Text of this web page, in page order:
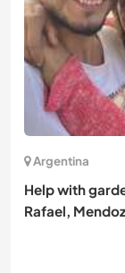
Argentina
Help with
Rafael,